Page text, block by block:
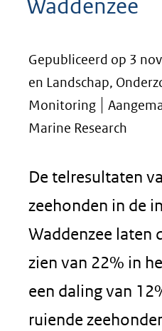
Waddenzee
Gepubliceerd op 3
en Landschap,
Monitoring
Marine Research
De telresultaten
zeehonden in de
Waddenzee laten
zien van 22% in
een daling van
ruiende